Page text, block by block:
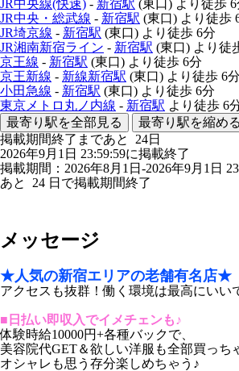
JR中央線(快速) - 新宿駅 (東口) より徒歩 6
JR中央・総武線 - 新宿駅 (東口) より徒歩
JR埼京線 - 新宿駅 (東口) より徒歩 6分
JR湘南新宿ライン - 新宿駅 (東口) より徒
京王線 - 新宿駅 (東口) より徒歩 6分
京王新線 - 新線新宿駅 (東口) より徒歩 6分
小田急線 - 新宿駅 (東口) より徒歩 6分
東京メトロ丸ノ内線 - 新宿駅 より徒歩 6
最寄り駅を全部見る
最寄り駅を縮める
掲載期間終了まであと 24日
2026年9月1日 23:59:59に掲載終了
掲載期間：2026年8月1日-2026年9月1日
あと 24 日で掲載期間終了
メッセージ
★人気の新宿エリアの老舗有名店★
アクセスも抜群！働く環境は最高にいい
■日払い即収入でイメチェンも♪
体験時給10000円+各種バックで、
美容院代GET＆欲しい洋服も全部買っ
オシャレも思う存分楽しめちゃう♪